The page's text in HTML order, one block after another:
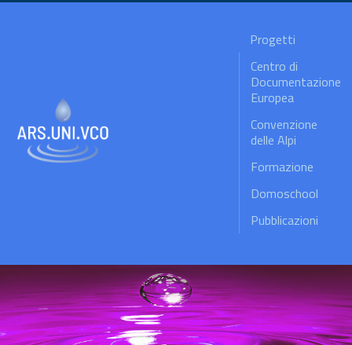
Progetti
Centro di
Documentazione
Europea
Convenzione
delle Alpi
Formazione
Domoschool
Pubblicazioni